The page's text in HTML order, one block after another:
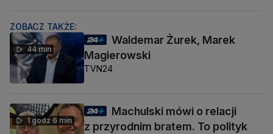
ZOBACZ TAKŻE:
44 min
Waldemar Żurek, Marek
Magierowski
TVN24
1 godz 6 min
Machulski mówi o relacji
z przyrodnim bratem. To polityk